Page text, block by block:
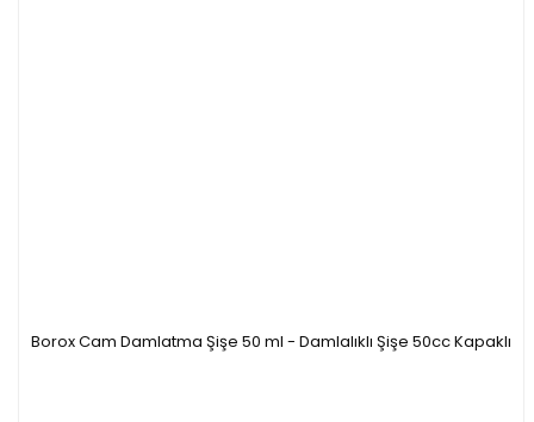
Borox Cam Damlatma Şişe 50 ml - Damlalıklı Şişe 50cc Kapaklı